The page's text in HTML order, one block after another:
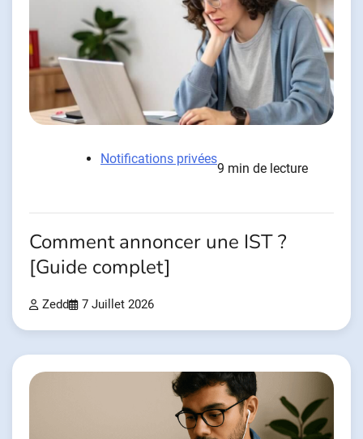
Notifications privées
9 min de lecture
Comment annoncer une IST ?
[Guide complet]
Zedd 7 Juillet 2026